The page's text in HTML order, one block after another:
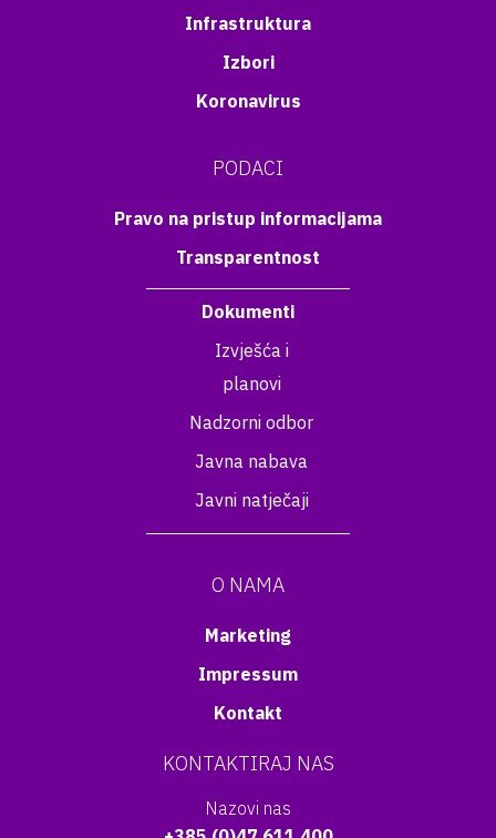
Infrastruktura
Izbori
Koronavirus
PODACI
Pravo na pristup informacijama
Transparentnost
Dokumenti
Izvješća i
planovi
Nadzorni odbor
Javna nabava
Javni natječaji
O NAMA
Marketing
Impressum
Kontakt
KONTAKTIRAJ NAS
Nazovi nas